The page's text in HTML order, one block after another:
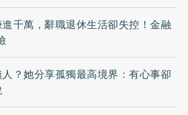
千萬，辭職退休生活卻失控！金融
？她分享孤獨最高境界：有心事卻